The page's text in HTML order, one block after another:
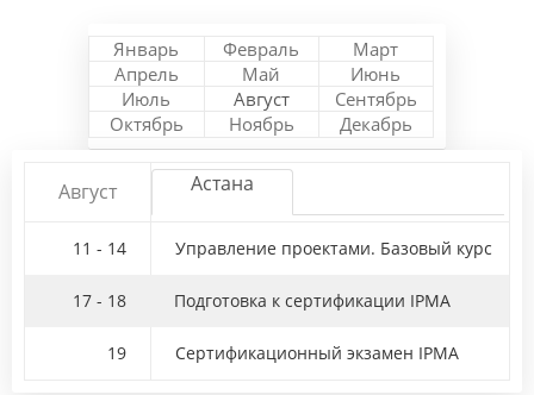
Январь Февраль
Март
Апрель
Май
Июнь
Июль
Август
Сентябрь
Октябрь
Ноябрь Декабрь
Август Астана
11 - 14 Управление проектами. Базовый курс
17 - 18 Подготовка к сертификации IPMA
19 Сертификационный экзамен IPMA